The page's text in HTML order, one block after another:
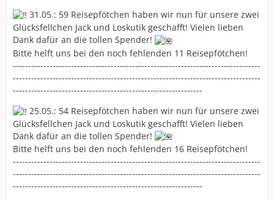
31.05.: 59 Reisepfötchen haben wir nun für unsere zwei
Glücksfellchen Jack und Loskutik geschafft! Vielen lieben
Dank dafür an die tollen Spender!
Bitte helft uns bei den noch fehlenden 11 Reisepfötchen!
---------------------------------------------------------------------------------
---------------------------------------------------------------------------------
--------------------------------------------------------------
25.05.: 54 Reisepfötchen haben wir nun für unsere zwei
Glücksfellchen Jack und Loskutik geschafft! Vielen lieben
Dank dafür an die tollen Spender!
Bitte helft uns bei den noch fehlenden 16 Reisepfötchen!
---------------------------------------------------------------------------------
---------------------------------------------------------------------------------
--------------------------------------------------------------